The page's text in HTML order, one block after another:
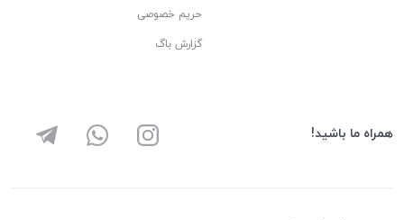
حریم خصوصی
گزارش باگ
همراه ما باشید!